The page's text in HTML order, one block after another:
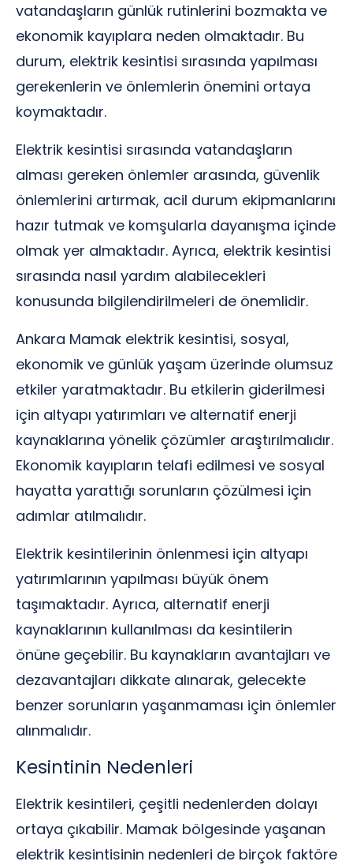
vatandaşların günlük rutinlerini bozmakta ve
ekonomik kayıplara neden olmaktadır. Bu
durum, elektrik kesintisi sırasında yapılması
gerekenlerin ve önlemlerin önemini ortaya
koymaktadır.
Elektrik kesintisi sırasında vatandaşların
alması gereken önlemler arasında, güvenlik
önlemlerini artırmak, acil durum ekipmanlarını
hazır tutmak ve komşularla dayanışma içinde
olmak yer almaktadır. Ayrıca, elektrik kesintisi
sırasında nasıl yardım alabilecekleri
konusunda bilgilendirilmeleri de önemlidir.
Ankara Mamak elektrik kesintisi, sosyal,
ekonomik ve günlük yaşam üzerinde olumsuz
etkiler yaratmaktadır. Bu etkilerin giderilmesi
için altyapı yatırımları ve alternatif enerji
kaynaklarına yönelik çözümler araştırılmalıdır.
Ekonomik kayıpların telafi edilmesi ve sosyal
hayatta yarattığı sorunların çözülmesi için
adımlar atılmalıdır.
Elektrik kesintilerinin önlenmesi için altyapı
yatırımlarının yapılması büyük önem
taşımaktadır. Ayrıca, alternatif enerji
kaynaklarının kullanılması da kesintilerin
önüne geçebilir. Bu kaynakların avantajları ve
dezavantajları dikkate alınarak, gelecekte
benzer sorunların yaşanmaması için önlemler
alınmalıdır.
Kesintinin Nedenleri
Elektrik kesintileri, çeşitli nedenlerden dolayı
ortaya çıkabilir. Mamak bölgesinde yaşanan
elektrik kesintisinin nedenleri de birçok faktöre